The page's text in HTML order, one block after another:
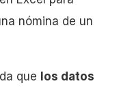
nómina de un
que los datos